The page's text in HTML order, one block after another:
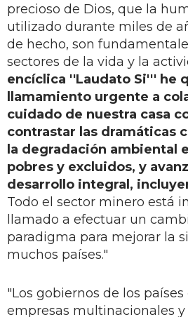
precioso de Dios, que la
utilizado durante miles de
de hecho, son
sectores de la vida y la
encíclica ''Laudato Si''' he
llamamiento urgente a
cuidado de nuestra casa
contrastar las dramáticas
la degradación ambiental
pobres y excluidos, y
desarrollo integral,
Todo el sector minero está
llamado a efectuar un
paradigma para mejorar la
muchos países."
"Los gobiernos de los
empresas multinacionales y